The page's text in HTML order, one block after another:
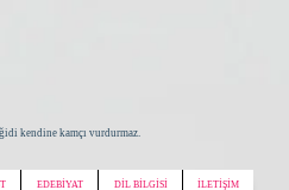
kendine kamçı vurdurmaz.
EDEBİYAT DİL BİLGİSİ İLETİŞİM